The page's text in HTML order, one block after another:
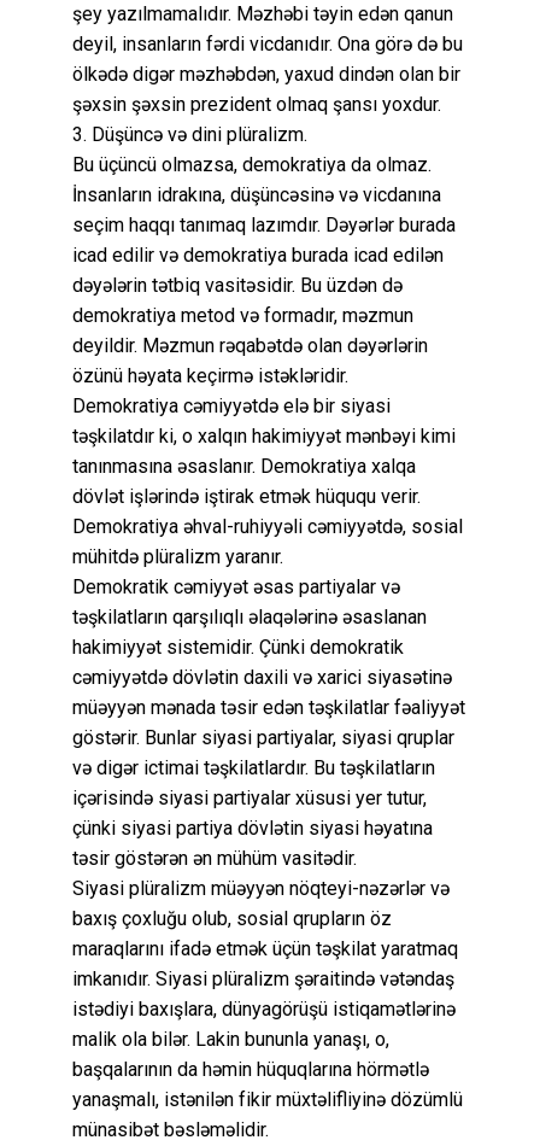
şey yazılmamalıdır. Məzhəbi təyin edən qanun
deyil, insanların fərdi vicdanıdır. Ona görə də bu
ölkədə digər məzhəbdən, yaxud dindən olan bir
şəxsin şəxsin prezident olmaq şansı yoxdur.
3. Düşüncə və dini plüralizm.
Bu üçüncü olmazsa, demokratiya da olmaz.
İnsanların idrakına, düşüncəsinə və vicdanına
seçim haqqı tanımaq lazımdır. Dəyərlər burada
icad edilir və demokratiya burada icad edilən
dəyələrin tətbiq vasitəsidir. Bu üzdən də
demokratiya metod və formadır, məzmun
deyildir. Məzmun rəqabətdə olan dəyərlərin
özünü həyata keçirmə istəkləridir.
Demokratiya cəmiyyətdə elə bir siyasi
təşkilatdır ki, o xalqın hakimiyyət mənbəyi kimi
tanınmasına əsaslanır. Demokratiya xalqa
dövlət işlərində iştirak etmək hüququ verir.
Demokratiya əhval-ruhiyyəli cəmiyyətdə, sosial
mühitdə plüralizm yaranır.
Demokratik cəmiyyət əsas partiyalar və
təşkilatların qarşılıqlı əlaqələrinə əsaslanan
hakimiyyət sistemidir. Çünki demokratik
cəmiyyətdə dövlətin daxili və xarici siyasətinə
müəyyən mənada təsir edən təşkilatlar fəaliyyət
göstərir. Bunlar siyasi partiyalar, siyasi qruplar
və digər ictimai təşkilatlardır. Bu təşkilatların
içərisində siyasi partiyalar xüsusi yer tutur,
çünki siyasi partiya dövlətin siyasi həyatına
təsir göstərən ən mühüm vasitədir.
Siyasi plüralizm müəyyən nöqteyi-nəzərlər və
baxış çoxluğu olub, sosial qrupların öz
maraqlarını ifadə etmək üçün təşkilat yaratmaq
imkanıdır. Siyasi plüralizm şəraitində vətəndaş
istədiyi baxışlara, dünyagörüşü istiqamətlərinə
malik ola bilər. Lakin bununla yanaşı, o,
başqalarının da həmin hüquqlarına hörmətlə
yanaşmalı, istənilən fikir müxtəlifliyinə dözümlü
münasibət bəsləməlidir.